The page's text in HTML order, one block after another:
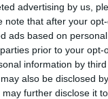
advertising by us,
note that after your
ads based on
prior to your
information by
also be disclosed
may further disclose it